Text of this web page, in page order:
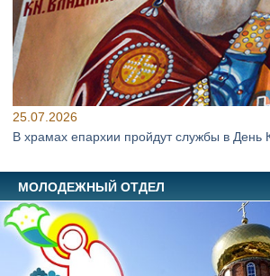
25.07.2026
В храмах епархии пройдут службы в День
МОЛОДЕЖНЫЙ ОТДЕЛ